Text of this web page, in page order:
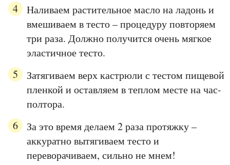
Наливаем растительное масло на ладонь и
вмешиваем в тесто – процедуру повторяем
три раза. Должно получится очень мягкое
эластичное тесто.
Затягиваем верх кастрюли с тестом пищевой
пленкой и оставляем в теплом месте на час-
полтора.
За это время делаем 2 раза протяжку –
аккуратно вытягиваем тесто и
переворачиваем, сильно не мнем!